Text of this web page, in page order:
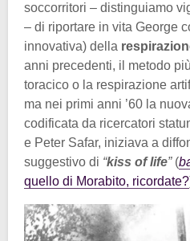
soccorritori – distinguiamo
– di riportare in vita George
innovativa) della
anni precedenti, il metodo
toracico o la respirazione
ma nei primi anni ’60 la
codificata da ricercatori
e Peter Safar, iniziava a
suggestivo di “kiss of life”(
quello di Morabito, ricordate?